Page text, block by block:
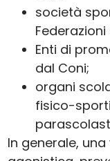
società
Enti di
dal Coni;
organi
fisico-
In generale,